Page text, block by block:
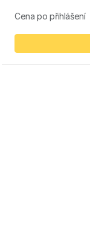
Cena po přihlášení